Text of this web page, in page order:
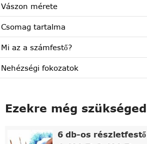
Vászon mérete
Csomag tartalma
Mi az a számfestő?
Nehézségi fokozatok
Ezekre még
6 db-os